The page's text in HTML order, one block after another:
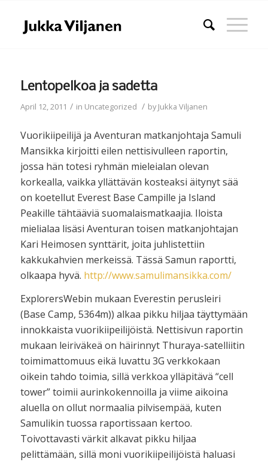
Lentopelkoa ja sadetta
April 12, 2011 / in Uncategorized / byJukka Viljanen
Vuorikiipeilijä ja Aventuran matkanjohtaja Samuli
Mansikka kirjoitti eilen nettisivulleen raportin,
jossa hän totesi ryhmän mieleialan olevan
korkealla, vaikka yllättävän kosteaksi äitynyt sää
on koetellut Everest Base Campille ja Island
Peakille tähtääviä suomalaismatkaajia. Iloista
mielialaa lisäsi Aventuran toisen matkanjohtajan
Kari Heimosen synttärit, joita juhlistettiin
kakkukahvien merkeissä. Tässä Samun raportti,
olkaapa hyvä. http://www.samulimansikka.com/
ExplorersWebin mukaan Everestin perusleiri
(Base Camp, 5364m)) alkaa pikku hiljaa täyttymään
innokkaista vuorikiipeilijöistä. Nettisivun raportin
mukaan leiriväkeä on häirinnyt Thuraya-satelliitin
toimimattomuus eikä luvattu 3G verkkokaan
oikein tahdo toimia, sillä verkkoa ylläpitävä “cell
tower” toimii aurinkokennoilla ja viime aikoina
aluella on ollut normaalia pilvisempää, kuten
Samulikin tuossa raportissaan kertoo.
Toivottavasti värkit alkavat pikku hiljaa
pelittämään, sillä moni vuorikiipeilijöistä haluasi